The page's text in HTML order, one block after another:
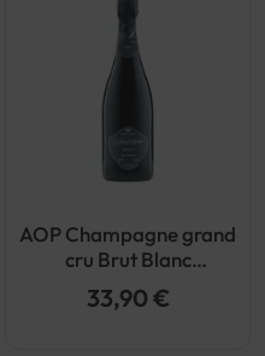
AOP Champagne grand
cru Brut Blanc
Champagne Autréau
Réserve
33,90 €